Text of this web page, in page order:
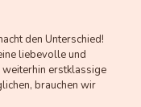
den Unterschied!
liebevolle und
weiterhin erstklassige
brauchen wir